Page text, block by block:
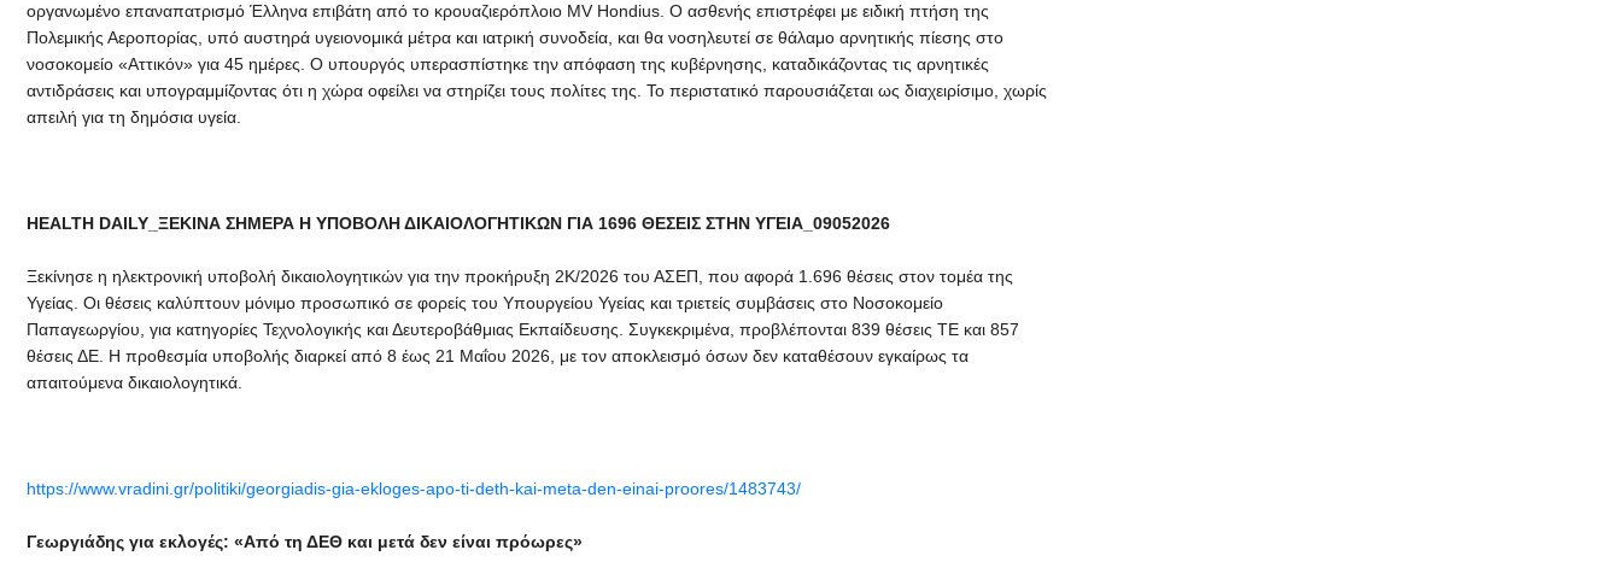
οργανωμένο επαναπατρισμό Έλληνα επιβάτη από το κρουαζιερόπλοιο MV Hondius. Ο ασθενής επιστρέφει με ειδική πτήση της
Πολεμικής Αεροπορίας, υπό αυστηρά υγειονομικά μέτρα και ιατρική συνοδεία, και θα νοσηλευτεί σε θάλαμο αρνητικής πίεσης στο
νοσοκομείο «Αττικόν» για 45 ημέρες. Ο υπουργός υπερασπίστηκε την απόφαση της κυβέρνησης, καταδικάζοντας τις αρνητικές
αντιδράσεις και υπογραμμίζοντας ότι η χώρα οφείλει να στηρίζει τους πολίτες της. Το περιστατικό παρουσιάζεται ως διαχειρίσιμο, χωρίς
απειλή για τη δημόσια υγεία.
HEALTH DAILY_ΞΕΚΙΝΑ ΣΗΜΕΡΑ Η ΥΠΟΒΟΛΗ ΔΙΚΑΙΟΛΟΓΗΤΙΚΩΝ ΓΙΑ 1696 ΘΕΣΕΙΣ ΣΤΗΝ ΥΓΕΙΑ_09052026
Ξεκίνησε η ηλεκτρονική υποβολή δικαιολογητικών για την προκήρυξη 2Κ/2026 του ΑΣΕΠ, που αφορά 1.696 θέσεις στον τομέα της
Υγείας. Οι θέσεις καλύπτουν μόνιμο προσωπικό σε φορείς του Υπουργείου Υγείας και τριετείς συμβάσεις στο Νοσοκομείο
Παπαγεωργίου, για κατηγορίες Τεχνολογικής και Δευτεροβάθμιας Εκπαίδευσης. Συγκεκριμένα, προβλέπονται 839 θέσεις ΤΕ και 857
θέσεις ΔΕ. Η προθεσμία υποβολής διαρκεί από 8 έως 21 Μαΐου 2026, με τον αποκλεισμό όσων δεν καταθέσουν εγκαίρως τα
απαιτούμενα δικαιολογητικά.
https://www.vradini.gr/politiki/georgiadis-gia-ekloges-apo-ti-deth-kai-meta-den-einai-proores/1483743/
Γεωργιάδης για εκλογές: «Από τη ΔΕΘ και μετά δεν είναι πρόωρες»